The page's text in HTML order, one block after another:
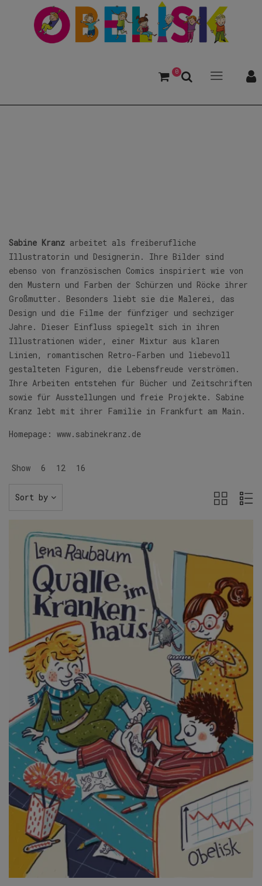
0
Sabine Kranz arbeitet als freiberufliche
Illustratorin und Designerin. Ihre Bilder sind
ebenso von französischen Comics inspiriert wie von
den Mustern und Farben der Schürzen und Röcke ihrer
Großmutter. Besonders liebt sie die Malerei, das
Design und die Filme der fünfziger und sechziger
Jahre. Dieser Einfluss spiegelt sich in ihren
Illustrationen wider, einer Mixtur aus klaren
Linien, romantischen Retro-Farben und liebevoll
gestalteten Figuren, die Lebensfreude verströmen.
Ihre Arbeiten entstehen für Bücher und Zeitschriften
sowie für Ausstellungen und freie Projekte. Sabine
Kranz lebt mit ihrer Familie in Frankfurt am Main.
Homepage: www.sabinekranz.de
Show 6 12 16
Sort by